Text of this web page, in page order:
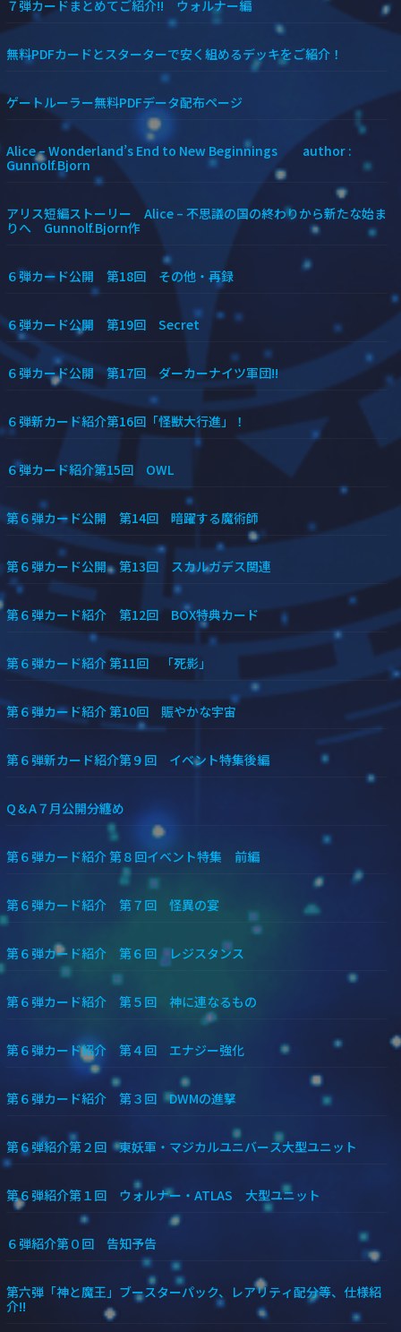
７弾カードまとめてご紹介!! ウォルナー編
無料PDFカードとスターターで安く組めるデッキをご紹介！
ゲートルーラー無料PDFデータ配布ページ
Alice – Wonderland’s End to New Beginnings author :
Gunnolf.Bjorn
アリス短編ストーリー Alice – 不思議の国の終わりから新たな始ま
りへ Gunnolf.Bjorn作
６弾カード公開 第18回 その他・再録
６弾カード公開 第19回 Secret
６弾カード公開 第17回 ダーカーナイツ軍団!!
６弾新カード紹介第16回「怪獣大行進」！
６弾カード紹介第15回 OWL
第６弾カード公開 第14回 暗躍する魔術師
第６弾カード公開 第13回 スカルガデス関連
第６弾カード紹介 第12回 BOX特典カード
第６弾カード紹介 第11回 「死影」
第６弾カード紹介 第10回 賑やかな宇宙
第６弾新カード紹介第９回 イベント特集後編
Q＆A７月公開分纏め
第６弾カード紹介 第８回イベント特集 前編
第６弾カード紹介 第７回 怪異の宴
第６弾カード紹介 第６回 レジスタンス
第６弾カード紹介 第５回 神に連なるもの
第６弾カード紹介 第４回 エナジー強化
第６弾カード紹介 第３回 DWMの進撃
第６弾紹介第２回 東妖軍・マジカルユニバース大型ユニット
第６弾紹介第１回 ウォルナー・ATLAS 大型ユニット
６弾紹介第０回 告知予告
第六弾「神と魔王」ブースターパック、レアリティ配分等、仕様紹
介!!